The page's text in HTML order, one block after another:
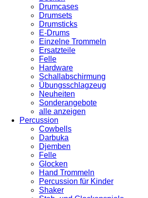
Drumcases
Drumsets
Drumsticks
E-Drums
Einzelne Trommeln
Ersatzteile
Felle
Hardware
Schallabschirmung
Übungsschlagzeug
Neuheiten
Sonderangebote
alle anzeigen
Percussion
Cowbells
Darbuka
Djemben
Felle
Glocken
Hand Trommeln
Percussion für Kinder
Shaker